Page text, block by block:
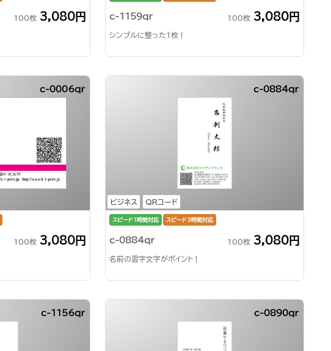
100枚 3,080円 c-1159qr 100枚 3,080円
シンプルに整った1枚！
c-0006qr
100枚 3,080円
ビジネス QRコード
c-0884qr
スピード1時間対応 スピード3時間対応
c-0884qr 100枚 3,080円
名前の習字文字がポイント！
c-1156qr c-0890qr